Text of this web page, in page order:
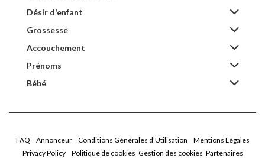
Désir d'enfant
Grossesse
Accouchement
Prénoms
Bébé
FAQ Annonceur Conditions Générales d'Utilisation
Mentions Légales
Privacy Policy
Politique de cookies Gestion des cookies Partenaires